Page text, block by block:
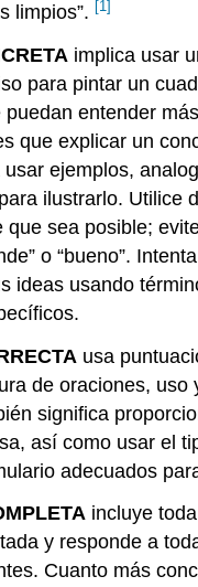
limpios”. [1]
implica usar
para pintar un
puedan entender
que explicar un
ejemplos,
ilustrarlo. Utilice
que sea posible;
o “bueno”.
ideas usando
usa
de oraciones, uso
significa
así como usar el
adecuados
incluye
y responde a
Cuanto más